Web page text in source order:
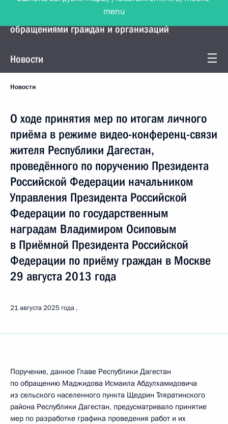
Управление Президента по работе с
обращениями граждан и организаций
Новости
Новости
О ходе принятия мер по итогам личного
приёма в режиме видео-конференц-связи
жителя Республики Дагестан,
проведённого по поручению Президента
Российской Федерации начальником
Управления Президента Российской
Федерации по государственным
наградам Владимиром Осиповым
в Приёмной Президента Российской
Федерации по приёму граждан в Москве
29 августа 2013 года
21 августа 2025 года
Поручение, данное Главе Республики Дагестан
по обращению Маджидова Исмаила Абдулхамидовича
из сельского населенного пункта Щедрин Тляратинского
района Республики Дагестан, предусматривало принятие
мер по разработке графика проведения работ и их
menu